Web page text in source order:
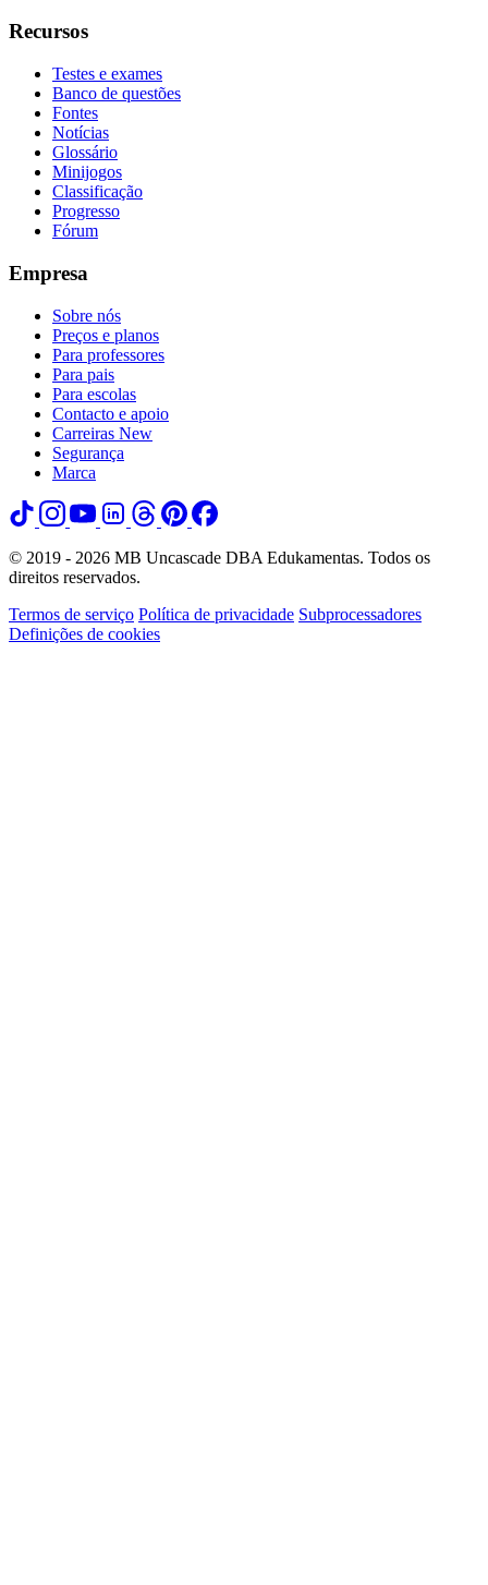
Recursos
Testes e exames
Banco de questões
Fontes
Notícias
Glossário
Minijogos
Classificação
Progresso
Fórum
Empresa
Sobre nós
Preços e planos
Para professores
Para pais
Para escolas
Contacto e apoio
Carreiras New
Segurança
Marca
© 2019 - 2026 MB Uncascade DBA Edukamentas. Todos os
direitos reservados.
Termos de serviço Política de privacidade Subprocessadores
Definições de cookies